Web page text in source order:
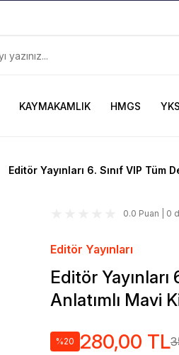
KAYMAKAMLIK HMGS YKS
Editör Yayınları 6. Sınıf VIP Tüm
0.0 Puan | 0
Editör Yayınları
Editör Yayınları
Anlatımlı Mavi
%20 280,00 TL